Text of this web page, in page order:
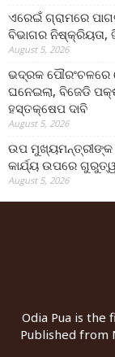
ଏରେଇଁ ଗ୍ରାମରେ
ବିଭାଗର ନିଷ୍କ୍ରିୟତା,
August 5, 2026
ଭଦ୍ରକ ପୌରଂଚଳରେ
ଘନେଇଲା, ବିଜେଡି
ହସ୍ତକ୍ଷେପ ଦାବି
August 5, 2026
ଉପ ମୁଖ୍ୟମନ୍ତ୍ରୀଙ୍କ
କାର୍ଯ୍ୟ ଉପରେ
August 5, 2026
Odia Pua is
Published from